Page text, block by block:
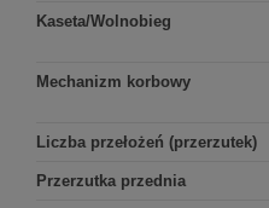
Kaseta/Wolnobieg
Mechanizm korbowy
Liczba przełożeń (przerzutek)
Przerzutka przednia